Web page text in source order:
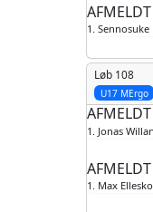
AFMELDT
1. Sennosuke
Løb 108
U17 MErgo
AFMELDT
1. Jonas
AFMELDT
1. Max